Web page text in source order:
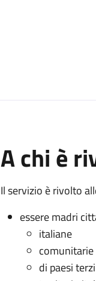
A chi è
Il servizio è rivolto
essere madri
italiane
comunitarie
di paesi